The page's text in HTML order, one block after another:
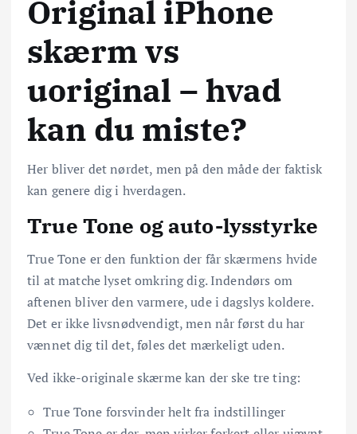
Original iPhone
skærm vs
uoriginal – hvad
kan du miste?
Her bliver det nørdet, men på den måde der faktisk
kan genere dig i hverdagen.
True Tone og auto-lysstyrke
True Tone er den funktion der får skærmens hvide
til at matche lyset omkring dig. Indendørs om
aftenen bliver den varmere, ude i dagslys koldere.
Det er ikke livsnødvendigt, men når først du har
vænnet dig til det, føles det mærkeligt uden.
Ved ikke-originale skærme kan der ske tre ting:
True Tone forsvinder helt fra indstillinger